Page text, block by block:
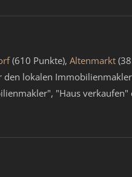
(610 Punkte), Altenmarkt
lokalen
"Haus